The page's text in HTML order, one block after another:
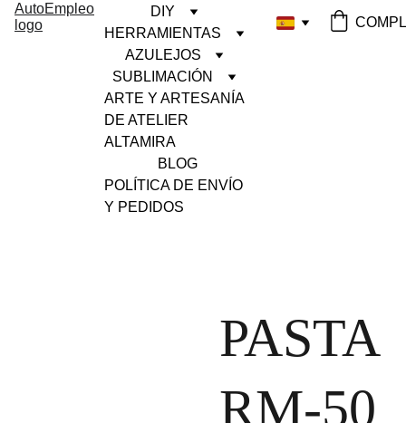
DIY
HERRAMIENTAS
AZULEJOS
SUBLIMACIÓN
ARTE Y ARTESANÍA
DE ATELIER
ALTAMIRA
BLOG
POLÍTICA DE ENVÍO
Y PEDIDOS
PASTA
RM-50